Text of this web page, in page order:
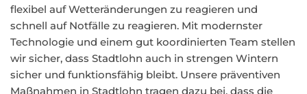
flexibel auf Wetteränderungen zu reagieren und
schnell auf Notfälle zu reagieren. Mit modernster
Technologie und einem gut koordinierten Team stellen
wir sicher, dass Stadtlohn auch in strengen Wintern
sicher und funktionsfähig bleibt. Unsere präventiven
Maßnahmen in Stadtlohn tragen dazu bei, dass die